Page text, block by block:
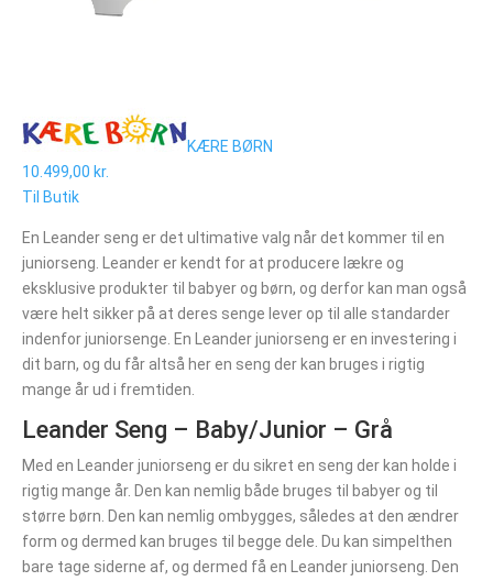
KÆRE BØRN
10.499,00 kr.
Til Butik
En Leander seng er det ultimative valg når det kommer til en
juniorseng. Leander er kendt for at producere lækre og
eksklusive produkter til babyer og børn, og derfor kan man også
være helt sikker på at deres senge lever op til alle standarder
indenfor juniorsenge. En Leander juniorseng er en investering i
dit barn, og du får altså her en seng der kan bruges i rigtig
mange år ud i fremtiden.
Leander Seng – Baby/Junior – Grå
Med en Leander juniorseng er du sikret en seng der kan holde i
rigtig mange år. Den kan nemlig både bruges til babyer og til
større børn. Den kan nemlig ombygges, således at den ændrer
form og dermed kan bruges til begge dele. Du kan simpelthen
bare tage siderne af, og dermed få en Leander juniorseng. Den